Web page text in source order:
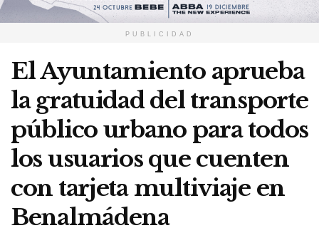
PUBLICIDAD
El Ayuntamiento aprueba
la gratuidad del transporte
público urbano para todos
los usuarios que cuenten
con tarjeta multiviaje en
Benalmádena